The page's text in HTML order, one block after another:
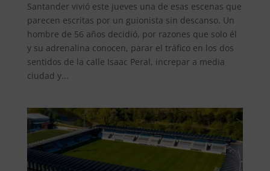
Santander vivió este jueves una de esas escenas que
parecen escritas por un guionista sin descanso. Un
hombre de 56 años decidió, por razones que solo él
y su adrenalina conocen, parar el tráfico en los dos
sentidos de la calle Isaac Peral, increpar a media
ciudad y...